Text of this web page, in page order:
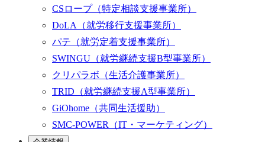
CSロープ（特定相談支援事業所）
DoLA
（就労移行支援事業所）
パテ （就労定着支援事業所）
SWINGU （就労継続支援B型事業所）
クリパラボ （生活介護事業所）
TRID （就労継続支援A型事業所）
GiOhome （共同生活援助）
SMC-POWER
（IT・マーケティング）